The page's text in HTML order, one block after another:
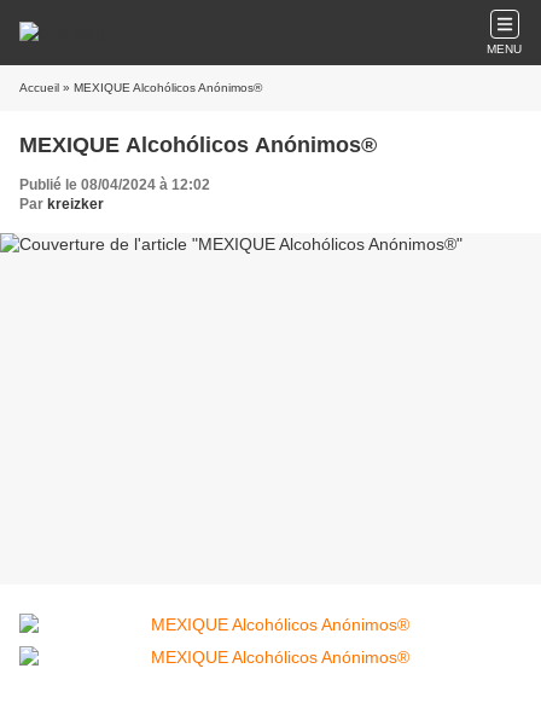
MENU
Accueil » MEXIQUE Alcohólicos Anónimos®
MEXIQUE Alcohólicos Anónimos®
Publié le 08/04/2024 à 12:02
Par kreizker